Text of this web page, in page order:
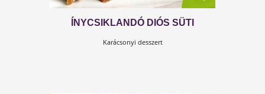
NARANCSOS FEHÉRCSOKIS